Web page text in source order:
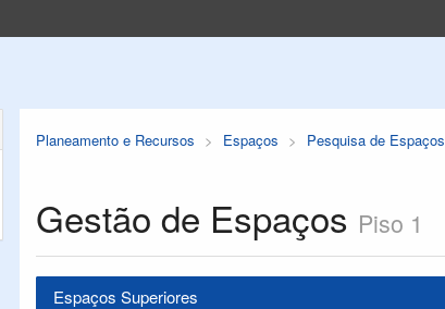
Planeamento e Recursos Espaços Pesquisa de Espaços
Gestão de Espaços Piso 1
Espaços Superiores